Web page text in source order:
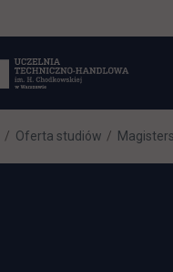
Oferta studiów